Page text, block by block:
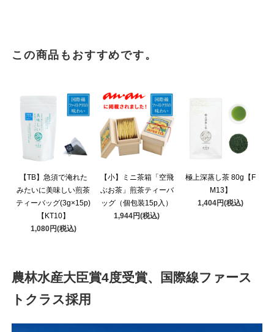
この商品もおすすめです。
【TB】急須で淹れた
みたいに美味しい煎茶
ティーバッグ(3g×15p)
【KT10】
1,080円(税込)
【小】ミニ茶箱「空飛
ぶお茶」煎茶ティーバ
ッグ（個包装15p入）
1,944円(税込)
極上深蒸し茶 80g【F
M13】
1,404円(税込)
農林水産大臣賞4度受賞、国際線ファース
トクラス採用